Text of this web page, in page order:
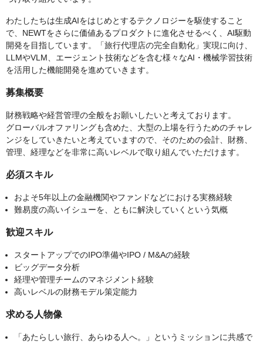
わたしたちは生成AIをはじめとするテクノロジーを駆使すること
で、NEWTをさらに価値あるプロダクトに進化させるべく、AI駆動
開発を目指しています。「旅行代理店の完全自動化」実現に向け、
LLMやVLM、エージェント技術などを含む様々なAI・機械学習技術
を活用した機能開発を進めていきます。
募集概要
財務戦略や経営管理の全般をお願いしたいと考えております。
グローバルオファリングも含めた、大型の上場を行うためのチャレ
ンジをしていきたいと考えていますので、そのための会計、財務、
管理、経理などを非常に高いレベルで取り組んでいただけます。
必須スキル
およそ5年以上の金融機関やファンドなどにおける実務経験
難易度の高いイシューを、ともに解決していくという気概
歓迎スキル
スタートアップでのIPO準備やIPO / M&Aの経験
ビッグデータ分析
経理や管理チームのマネジメント経験
高いレベルの財務モデル策定能力
求める人物像
「あたらしい旅行、あらゆる人へ。」というミッションに共感で